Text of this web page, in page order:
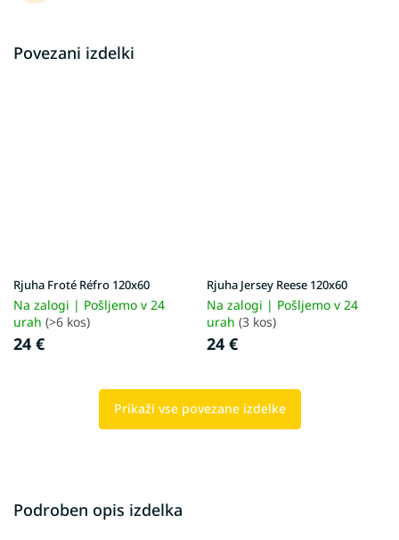
Povezani izdelki
Rjuha Froté Réfro 120x60
Na zalogi | Pošljemo v 24
urah (>6 kos)
24 €
Rjuha Jersey Reese 120x60
Na zalogi | Pošljemo v 24
urah (3 kos)
24 €
Prikaži vse povezane izdelke
Podroben opis izdelka